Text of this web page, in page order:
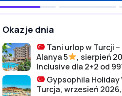
Okazje dnia
Tani urlop w Turcji
Alanya 5
, sierpień
Inclusive dla 2+2 od
Gypsophila Holiday
Turcja, wrzesień